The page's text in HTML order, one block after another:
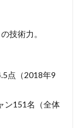
技術力。
点（2018年9
ン151名（全体